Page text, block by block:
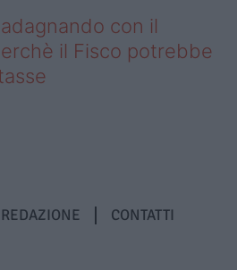
con il
il Fisco potrebbe
REDAZIONE CONTATTI